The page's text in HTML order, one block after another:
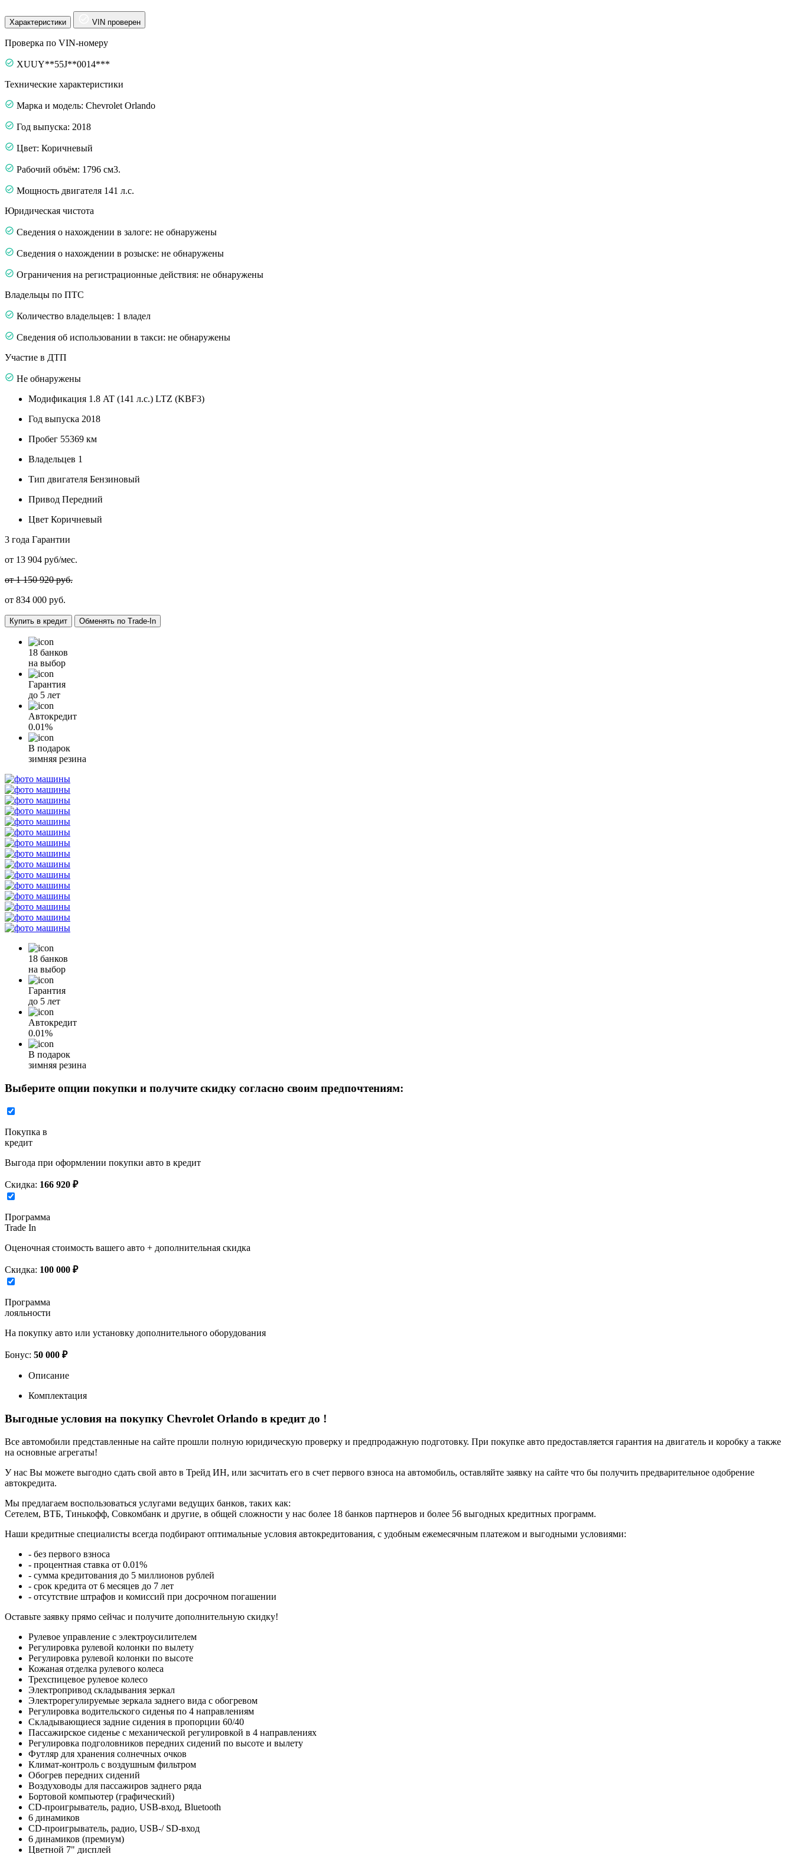
Характеристики VIN проверен
Проверка по VIN-номеру
XUUY**55J**0014***
Технические характеристики
Марка и модель: Chevrolet Orlando
Год выпуска: 2018
Цвет: Коричневый
Рабочий объём: 1796 см3.
Мощность двигателя 141 л.с.
Юридическая чистота
Сведения о нахождении в залоге: не обнаружены
Сведения о нахождении в розыске: не обнаружены
Ограничения на регистрационные действия: не обнаружены
Владельцы по ПТС
Количество владельцев: 1 владел
Сведения об использовании в такси: не обнаружены
Участие в ДТП
Не обнаружены
Модификация 1.8 AT (141 л.с.) LTZ (KBF3)
Год выпуска 2018
Пробег 55369 км
Владельцев 1
Тип двигателя Бензиновый
Привод Передний
Цвет Коричневый
3 года Гарантии
от 13 904 руб/мес.
от 1 150 920 руб.
от 834 000 руб.
Купить в кредит Обменять по Trade-In
18 банков
на выбор
Гарантия
до 5 лет
Автокредит
0.01%
В подарок
зимняя резина
18 банков
на выбор
Гарантия
до 5 лет
Автокредит
0.01%
В подарок
зимняя резина
Выберите опции покупки и получите скидку согласно своим предпочтениям:
Покупка в
кредит
Выгода при оформлении покупки авто в кредит
Скидка: 166 920 ₽
Программа
Trade In
Оценочная стоимость вашего авто + дополнительная скидка
Скидка: 100 000 ₽
Программа
лояльности
На покупку авто или установку дополнительного оборудования
Бонус: 50 000 ₽
Описание
Комплектация
Выгодные условия на покупку Chevrolet Orlando в кредит до !
Все автомобили представленные на сайте прошли полную юридическую проверку и предпродажную подготовку. При покупке авто предоставляется гарантия на двигатель и коробку а также
на основные агрегаты!
У нас Вы можете выгодно сдать свой авто в Трейд ИН, или засчитать его в счет первого взноса на автомобиль, оставляйте заявку на сайте что бы получить предварительное одобрение
автокредита.
Мы предлагаем воспользоваться услугами ведущих банков, таких как:
Сетелем, ВТБ, Тинькофф, Совкомбанк и другие, в общей сложности у нас более 18 банков партнеров и более 56 выгодных кредитных программ.
Наши кредитные специалисты всегда подбирают оптимальные условия автокредитования, с удобным ежемесячным платежом и выгодными условиями:
- без первого взноса
- процентная ставка от 0.01%
- сумма кредитования до 5 миллионов рублей
- срок кредита от 6 месяцев до 7 лет
- отсутствие штрафов и комиссий при досрочном погашении
Оставьте заявку прямо сейчас и получите дополнительную скидку!
Рулевое управление с электроусилителем
Регулировка рулевой колонки по вылету
Регулировка рулевой колонки по высоте
Кожаная отделка рулевого колеса
Трехспицевое рулевое колесо
Электропривод складывания зеркал
Электрорегулируемые зеркала заднего вида с обогревом
Регулировка водительского сиденья по 4 направлениям
Складывающиеся задние сидения в пропорции 60/40
Пассажирское сиденье с механической регулировкой в 4 направлениях
Регулировка подголовников передних сидений по высоте и вылету
Футляр для хранения солнечных очков
Климат-контроль с воздушным фильтром
Обогрев передних сидений
Воздуховоды для пассажиров заднего ряда
Бортовой компьютер (графический)
CD-проигрыватель, радио, USB-вход, Bluetooth
6 динамиков
CD-проигрыватель, радио, USB-/ SD-вход
6 динамиков (премиум)
Цветной 7" дисплей